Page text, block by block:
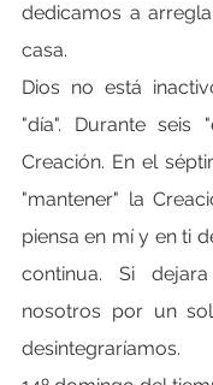
dedicamos a
casa.
Dios no está
"día". Durante seis
Creación. En el
"mantener" la
piensa en mí y en ti
continua. Si
nosotros por un
desintegraríamos.